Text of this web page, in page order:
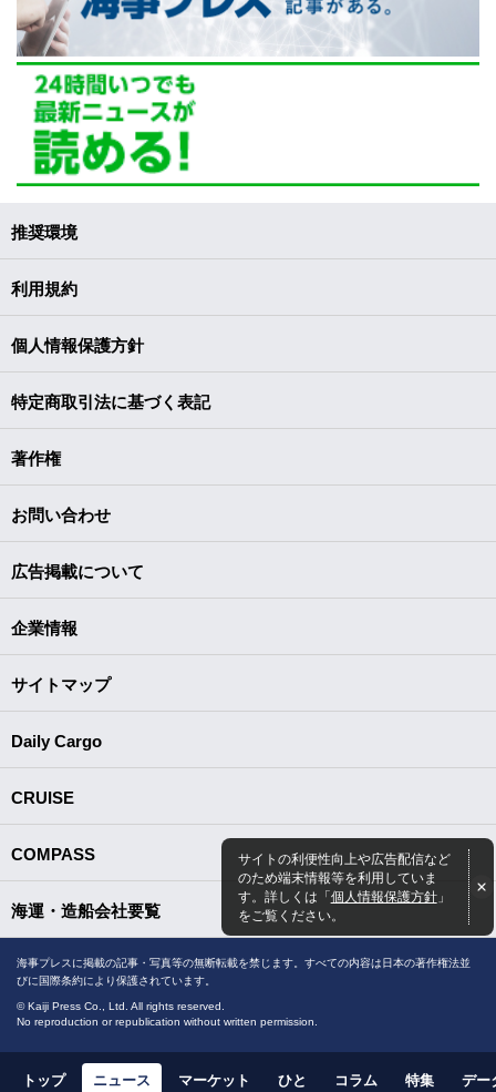
サイトの利便性向上や広告配信など
のため端末情報等を利用していま
す。詳しくは「個人情報保護方針」
をご覧ください。
推奨環境
利用規約
個人情報保護方針
特定商取引法に基づく表記
著作権
お問い合わせ
広告掲載について
企業情報
サイトマップ
Daily Cargo
CRUISE
COMPASS
海運・造船会社要覧
海事プレスに掲載の記事・写真等の無断転載を禁じます。すべての内容は日本の著作権法並
びに国際条約により保護されています。
© Kaiji Press Co., Ltd. All rights reserved.
No reproduction or republication without written permission.
トップ ニュース マーケット ひと コラム 特集 デー